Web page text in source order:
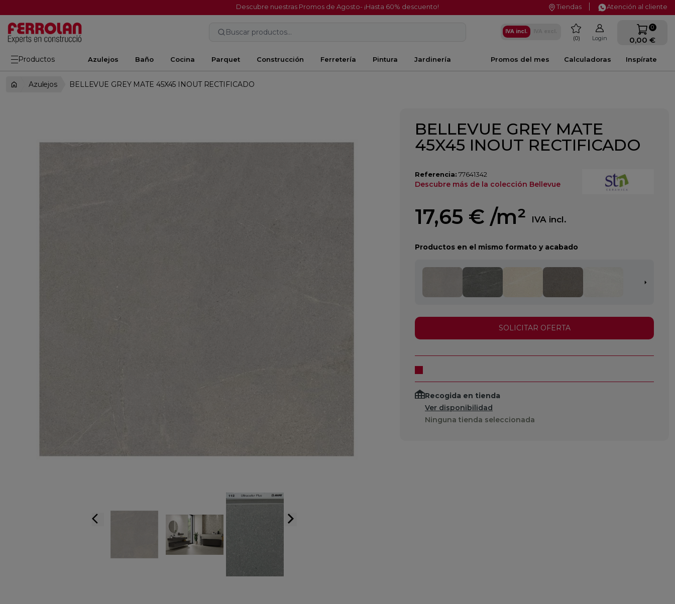
Descubre nuestras Promos de Agosto- ¡Hasta 60% descuento! Tiendas Atención al cliente
Buscar productos... IVA incl. favorite
0 Login
0
0,00 €
Productos Azulejos Baño Cocina Parquet Construcción Ferretería Pintura Jardinería Inspírate
Calculadoras
Promos del mes
Azulejos BELLEVUE GREY MATE 45X45 INOUT RECTIFICADO
arrow_back_ios arrow_forward_ios
BELLEVUE GREY MATE
45X45 INOUT RECTIFICADO
Referencia: 77641342
Descubre más de la colección Bellevue
17,65 € /m² IVA incl.
Productos en el mismo formato y acabado
SOLICITAR OFERTA
Recogida en tienda
Ver disponibilidad
Ninguna tienda seleccionada